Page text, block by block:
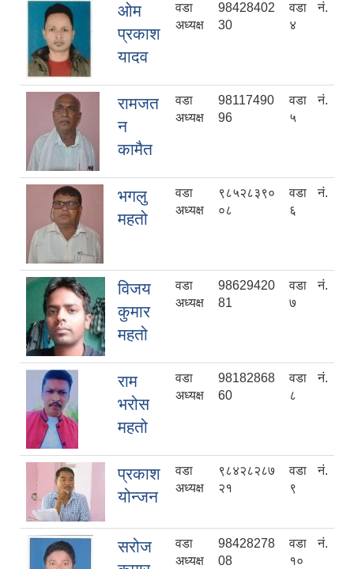
ओम
प्रकाश
यादव
वडा
अध्यक्ष
98428402
30
वडा नं.
४
रामजत
न
कामैत
वडा
अध्यक्ष
98117490
96
वडा नं.
५
भगलु
महतो
वडा
अध्यक्ष
९८५२८३९०
०८
वडा नं.
६
विजय
कुमार
महतो
वडा
अध्यक्ष
98629420
81
वडा नं.
७
राम
भरोस
महतो
वडा
अध्यक्ष
98182868
60
वडा नं.
८
प्रकाश
योन्जन
वडा
अध्यक्ष
९८४२८२८७
२१
वडा नं.
९
सरोज
वडा
अध्यक्ष
98428278
08
वडा नं.
१०